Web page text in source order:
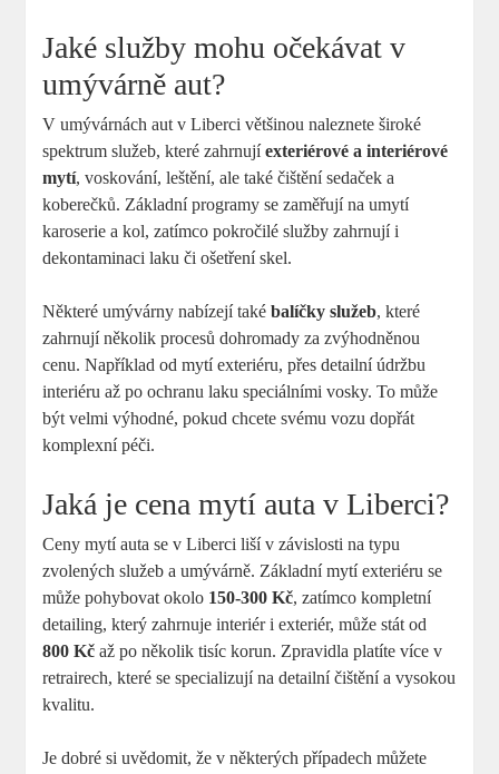
Jaké služby mohu očekávat v
umývárně aut?
V umývárnách aut v Liberci většinou naleznete široké
spektrum služeb, které zahrnujíexteriérové a interiérové
mytí, voskování, leštění, ale také čištění sedaček a
koberečků. Základní programy se zaměřují na umytí
karoserie a kol, zatímco pokročilé služby zahrnují i
dekontaminaci laku či ošetření skel.
Některé umývárny nabízejí takébalíčky služeb, které
zahrnují několik procesů dohromady za zvýhodněnou
cenu. Například od mytí exteriéru, přes detailní údržbu
interiéru až po ochranu laku speciálními vosky. To může
být velmi výhodné, pokud chcete svému vozu dopřát
komplexní péči.
Jaká je cena mytí auta v Liberci?
Ceny mytí auta se v Liberci liší v závislosti na typu
zvolených služeb a umývárně. Základní mytí exteriéru se
může pohybovat okolo 150-300 Kč, zatímco kompletní
detailing, který zahrnuje interiér i exteriér, může stát od
800 Kč až po několik tisíc korun. Zpravidla platíte více v
retrairech, které se specializují na detailní čištění a vysokou
kvalitu.
Je dobré si uvědomit, že v některých případech můžete